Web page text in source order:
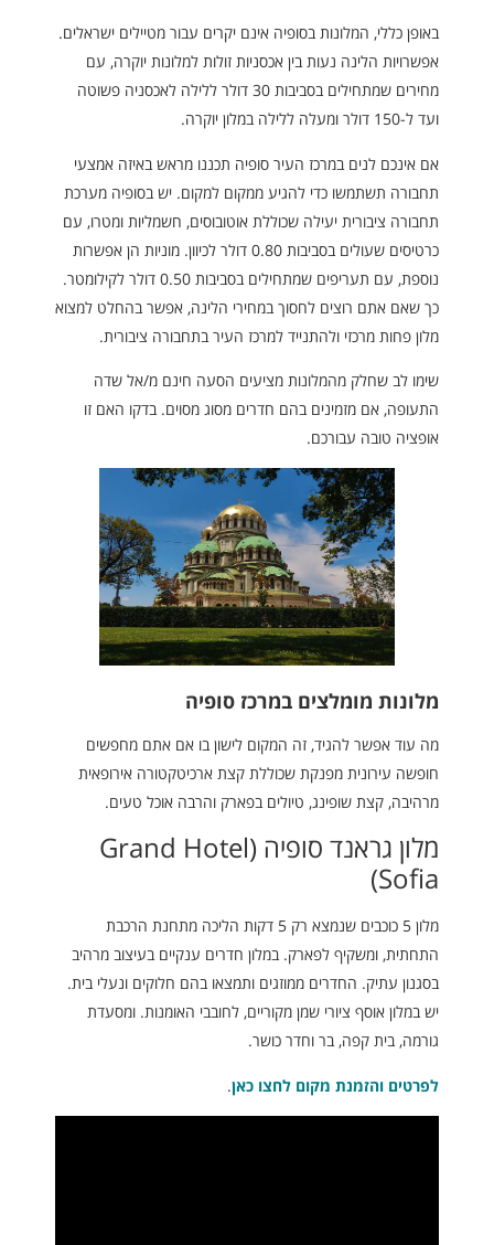
באופן כללי, המלונות בסופיה אינם יקרים עבור מטיילים ישראלים.
אפשרויות הלינה נעות בין אכסניות זולות למלונות יוקרה, עם
מחירים שמתחילים בסביבות 30 דולר ללילה לאכסניה פשוטה
ועד ל-150 דולר ומעלה ללילה במלון יוקרה.
אם אינכם לנים במרכז העיר סופיה תכננו מראש באיזה אמצעי
תחבורה תשתמשו כדי להגיע ממקום למקום. יש בסופיה מערכת
תחבורה ציבורית יעילה שכוללת אוטובוסים, חשמליות ומטרו, עם
כרטיסים שעולים בסביבות 0.80 דולר לכיוון. מוניות הן אפשרות
נוספת, עם תעריפים שמתחילים בסביבות 0.50 דולר לקילומטר.
כך שאם אתם רוצים לחסוך במחירי הלינה, אפשר בהחלט למצוא
מלון פחות מרכזי ולהתנייד למרכז העיר בתחבורה ציבורית.
שימו לב שחלק מהמלונות מציעים הסעה חינם מ/אל שדה
התעופה, אם מזמינים בהם חדרים מסוג מסוים. בדקו האם זו
אופציה טובה עבורכם.
מלונות מומלצים במרכז סופיה
מה עוד אפשר להגיד, זה המקום לישון בו אם אתם מחפשים
חופשה עירונית מפנקת שכוללת קצת ארכיטקטורה אירופאית
מרהיבה, קצת שופינג, טיולים בפארק והרבה אוכל טעים.
מלון גראנד סופיה (Grand Hotel
Sofia)
מלון 5 כוכבים שנמצא רק 5 דקות הליכה מתחנת הרכבת
התחתית, ומשקיף לפארק. במלון חדרים ענקיים בעיצוב מרהיב
בסגנון עתיק. החדרים ממוזגים ותמצאו בהם חלוקים ונעלי בית.
יש במלון אוסף ציורי שמן מקוריים, לחובבי האומנות. ומסעדת
גורמה, בית קפה, בר וחדר כושר.
לפרטים והזמנת מקום לחצו כאן.